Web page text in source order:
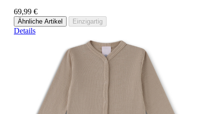
69,99 €
Ähnliche Artikel Einzigartig
Details